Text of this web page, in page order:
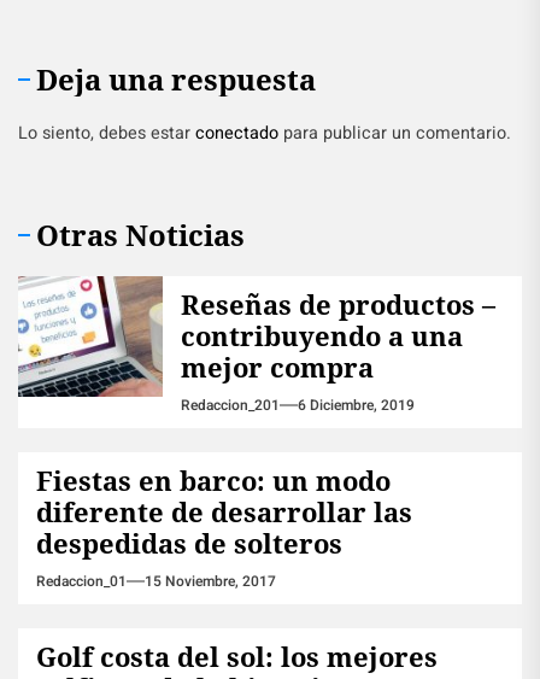
Deja una respuesta
Lo siento, debes estarconectado para publicar un comentario.
Otras Noticias
Reseñas de productos –
contribuyendo a una
mejor compra
Redaccion_201 6 Diciembre, 2019
Fiestas en barco: un modo
diferente de desarrollar las
despedidas de solteros
Redaccion_01 15 Noviembre, 2017
Golf costa del sol: los mejores